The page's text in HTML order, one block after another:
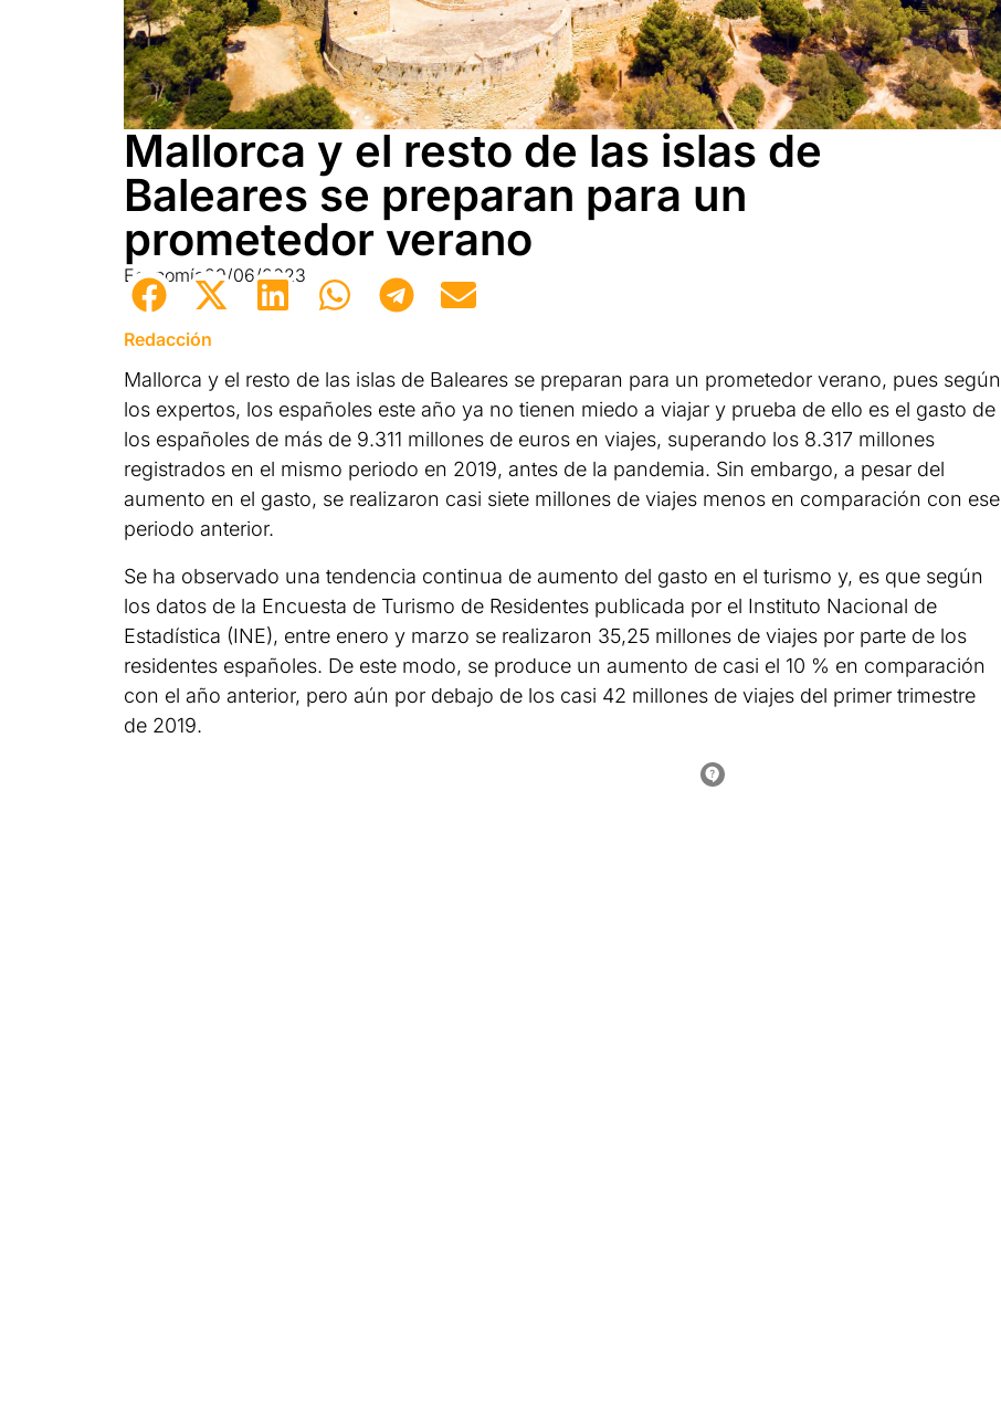
Mallorca y el resto de las islas de
Baleares se preparan para un
prometedor verano
Economía29/06/2023
Redacción
Mallorca y el resto de las islas de Baleares se preparan para un prometedor verano, pues según
los expertos, los españoles este año ya no tienen miedo a viajar y prueba de ello es el gasto de
los españoles de más de 9.311 millones de euros en viajes, superando los 8.317 millones
registrados en el mismo periodo en 2019, antes de la pandemia. Sin embargo, a pesar del
aumento en el gasto, se realizaron casi siete millones de viajes menos en comparación con ese
periodo anterior.
Se ha observado una tendencia continua de aumento del gasto en el turismo y, es que según
los datos de la Encuesta de Turismo de Residentes publicada por el Instituto Nacional de
Estadística (INE), entre enero y marzo se realizaron 35,25 millones de viajes por parte de los
residentes españoles. De este modo, se produce un aumento de casi el 10 % en comparación
con el año anterior, pero aún por debajo de los casi 42 millones de viajes del primer trimestre
de 2019.